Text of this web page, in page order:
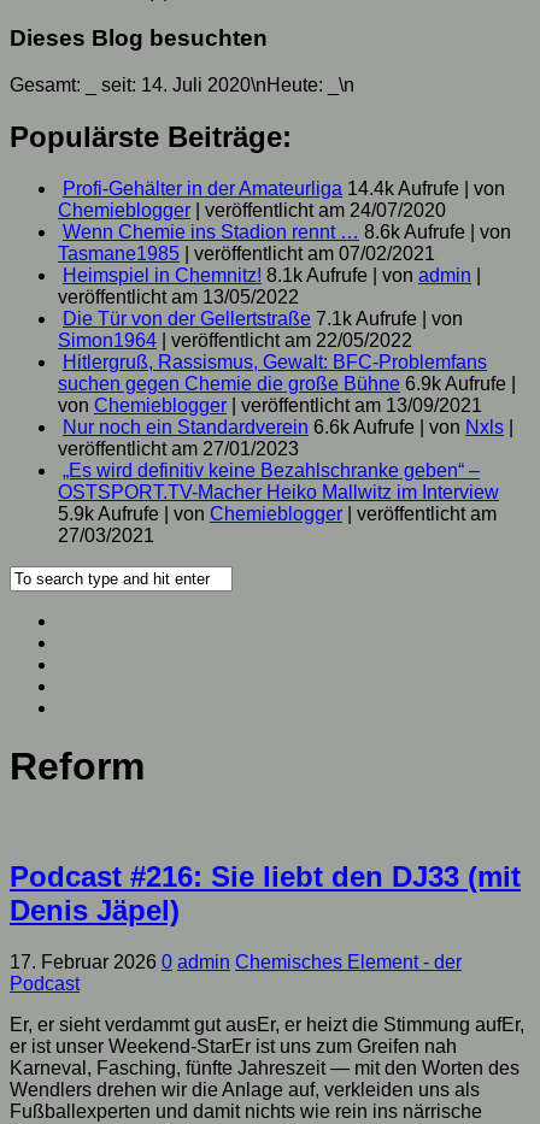
Dieses Blog besuchten
Gesamt: seit: 14. Juli 2020\nHeute: \n
Populärste Beiträge:
Profi-Gehälter in der Amateurliga 14.4k Aufrufe
von
Chemieblogger
veröffentlicht am 24/07/2020
Wenn Chemie ins Stadion rennt … 8.6k Aufrufe
von
Tasmane1985
veröffentlicht am 07/02/2021
Heimspiel in Chemnitz! 8.1k Aufrufe von admin
veröffentlicht am 13/05/2022
Die Tür von der Gellertstraße 7.1k Aufrufe
von
Simon1964
veröffentlicht am 22/05/2022
Hitlergruß, Rassismus, Gewalt: BFC-Problemfans
suchen gegen Chemie die große Bühne 6.9k Aufrufe
von Chemieblogger
veröffentlicht am 13/09/2021
Nur noch ein Standardverein 6.6k Aufrufe von Nxls
veröffentlicht am 27/01/2023
„Es wird definitiv keine Bezahlschranke geben“ –
OSTSPORT.TV-Macher Heiko Mallwitz im Interview
5.9k Aufrufe
von Chemieblogger
veröffentlicht am
27/03/2021
Reform
Podcast #216: Sie liebt den DJ33 (mit
Denis Jäpel)
17. Februar 2026 0 admin Chemisches Element - der
Podcast
Er, er sieht verdammt gut ausEr, er heizt die Stimmung aufEr,
er ist unser Weekend-StarEr ist uns zum Greifen nah
Karneval, Fasching, fünfte Jahreszeit — mit den Worten des
Wendlers drehen wir die Anlage auf, verkleiden uns als
Fußballexperten und damit nichts wie rein ins närrische